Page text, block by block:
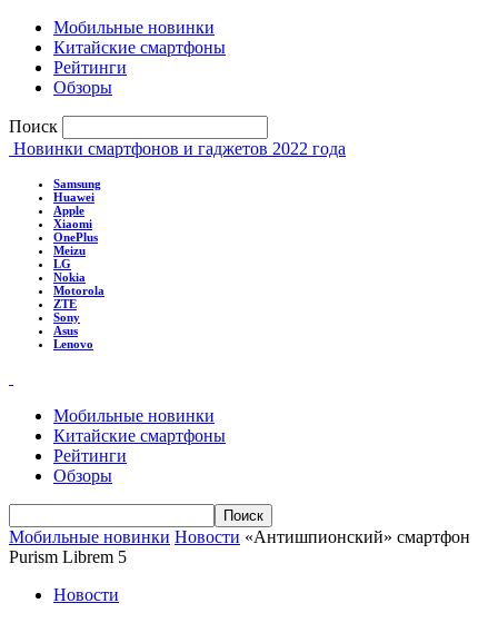
Мобильные новинки
Китайские смартфоны
Рейтинги
Обзоры
Поиск
Новинки смартфонов и гаджетов 2022 года
Samsung
Huawei
Apple
Xiaomi
OnePlus
Meizu
LG
Nokia
Motorola
ZTE
Sony
Asus
Lenovo
Мобильные новинки
Китайские смартфоны
Рейтинги
Обзоры
Мобильные новинки Новости «Антишпионский» смартфон
Purism Librem 5
Новости